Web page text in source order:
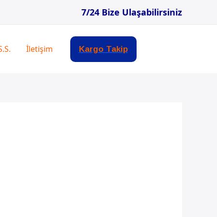
7/24 Bize Ulaşabilirsiniz
İletişim Kargo Takip